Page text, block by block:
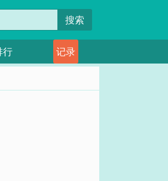
搜索
行 记录